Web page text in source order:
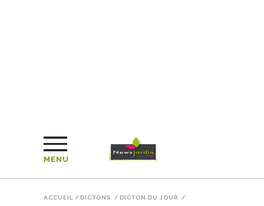
MENU
ACCUEIL / DICTONS / DICTON DU JOUR /